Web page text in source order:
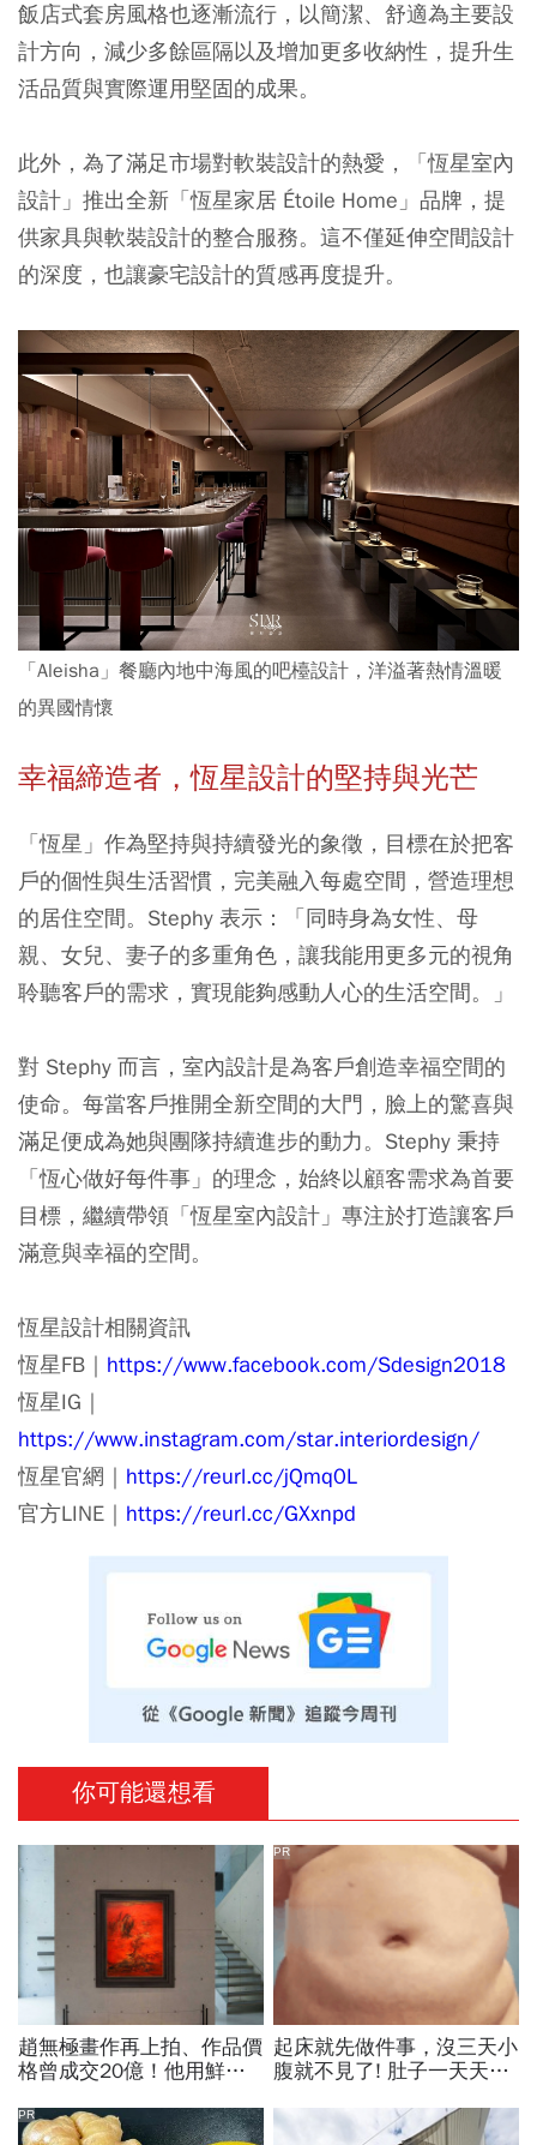
飯店式套房風格也逐漸流行，以簡潔、舒適為主要設
計方向，減少多餘區隔以及增加更多收納性，提升生
活品質與實際運用堅固的成果。
此外，為了滿足市場對軟裝設計的熱愛，「恆星室內
設計」推出全新「恆星家居 Étoile Home」品牌，提
供家具與軟裝設計的整合服務。這不僅延伸空間設計
的深度，也讓豪宅設計的質感再度提升。
「Aleisha」餐廳內地中海風的吧檯設計，洋溢著熱情溫暖
的異國情懷
幸福締造者，恆星設計的堅持與光芒
「恆星」作為堅持與持續發光的象徵，目標在於把客
戶的個性與生活習慣，完美融入每處空間，營造理想
的居住空間。Stephy 表示：「同時身為女性、母
親、女兒、妻子的多重角色，讓我能用更多元的視角
聆聽客戶的需求，實現能夠感動人心的生活空間。」
對 Stephy 而言，室內設計是為客戶創造幸福空間的
使命。每當客戶推開全新空間的大門，臉上的驚喜與
滿足便成為她與團隊持續進步的動力。Stephy 秉持
「恆心做好每件事」的理念，始終以顧客需求為首要
目標，繼續帶領「恆星室內設計」專注於打造讓客戶
滿意與幸福的空間。
恆星設計相關資訊
恆星FB｜ https://www.facebook.com/Sdesign2018
恆星IG｜
https://www.instagram.com/star.interiordesign/
恆星官網｜ https://reurl.cc/jQmq0L
官方LINE｜ https://reurl.cc/GXxnpd
你可能還想看
趙無極畫作再上拍、作品價
格曾成交20億！他用鮮紅
一文認識「亞洲油畫一哥」
起床就先做件事，沒三天小
腹就不見了! 肚子一天天變
PR
PR